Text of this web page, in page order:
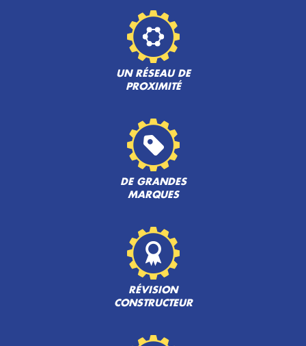
UN RÉSEAU DE
PROXIMITÉ
DE GRANDES
MARQUES
RÉVISION
CONSTRUCTEUR